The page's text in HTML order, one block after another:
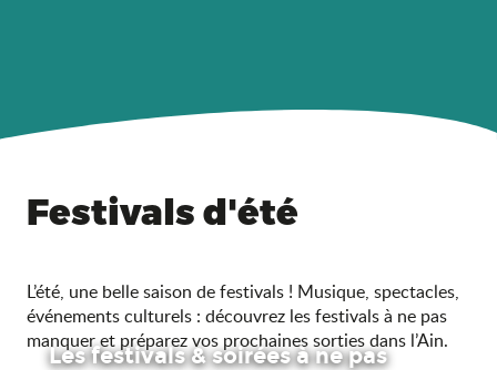
Festivals d'été
L’été, une belle saison de festivals ! Musique, spectacles,
événements culturels : découvrez les festivals à ne pas
manquer et préparez vos prochaines sorties dans l’Ain.
Les festivals & soirées à ne pas